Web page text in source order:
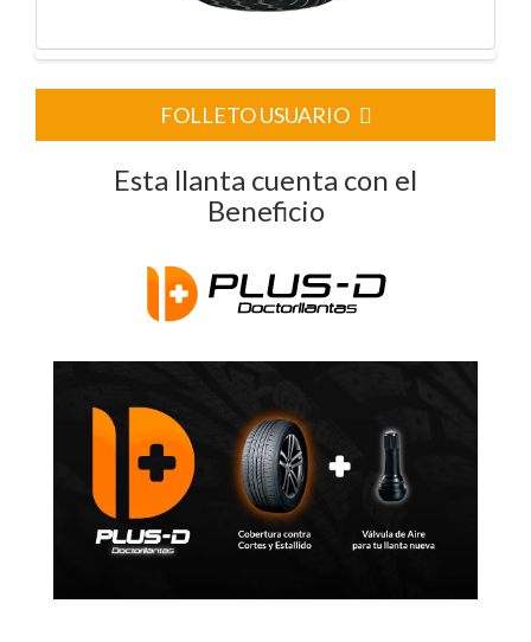
FOLLETO USUARIO
Esta llanta cuenta con el
Beneficio